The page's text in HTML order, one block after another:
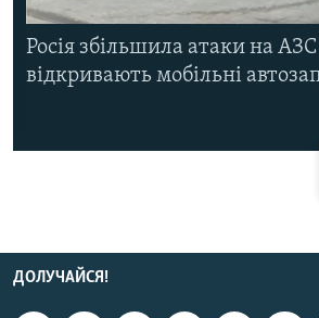
Росія збільшила атаки на АЗС
відкривають мобільні
ДОЛУЧАЙСЯ!